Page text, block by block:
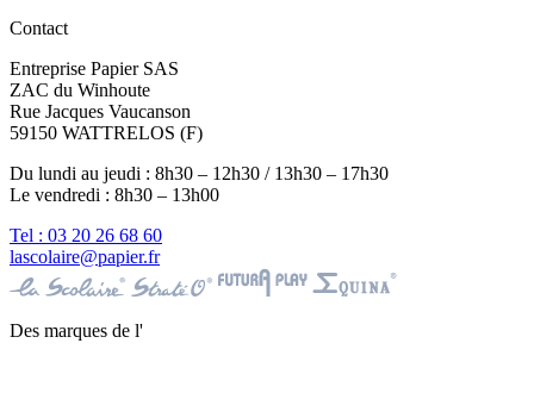
Contact
Entreprise Papier SAS
ZAC du Winhoute
Rue Jacques Vaucanson
59150 WATTRELOS (F)
Du lundi au jeudi : 8h30 – 12h30 / 13h30 – 17h30
Le vendredi : 8h30 – 13h00
Tel : 03 20 26 68 60
lascolaire@papier.fr
Des marques de l'